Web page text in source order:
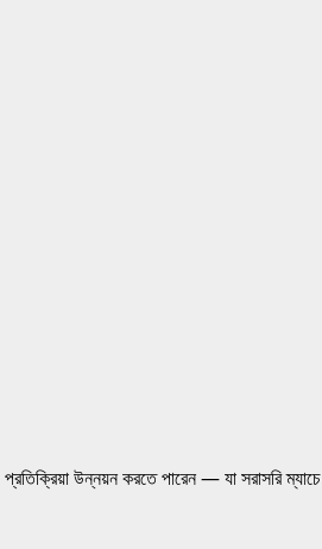
প্রতিক্রিয়া উন্নয়ন করতে পারেন — যা সরাসরি